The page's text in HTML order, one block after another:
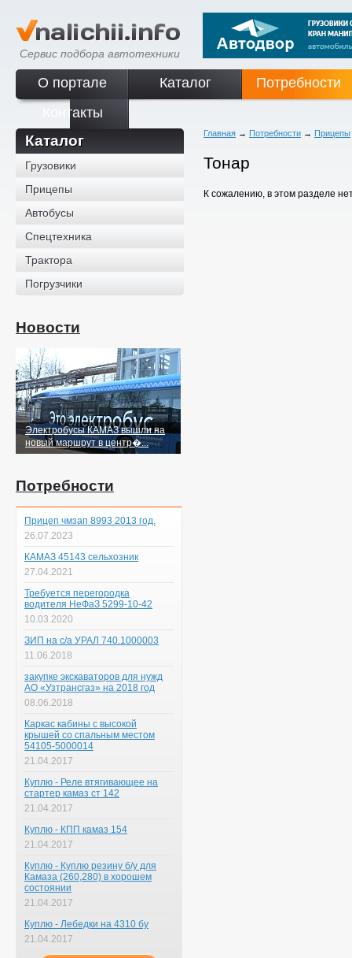
Сервис подбора автотехники
О портале Каталог
Потребности
Контакты
Каталог
Грузовики
Прицепы
Автобусы
Спецтехника
Трактора
Погрузчики
Новости
Электробусы КАМАЗ вышли на
новый маршрут в центр�...
Потребности
Прицеп чмзап 8993 2013 год.
26.07.2023
КАМАЗ 45143 сельхозник
27.04.2021
Требуется перегородка
водителя НеФаЗ 5299-10-42
10.03.2020
ЗИП на с/а УРАЛ 740.1000003
11.06.2018
закупке экскаваторов для нужд
АО «Узтрансгаз» на 2018 год
08.06.2018
Каркас кабины с высокой
крышей со спальным местом
54105-5000014
21.04.2017
Куплю - Реле втягивающее на
стартер камаз ст 142
21.04.2017
Куплю - КПП камаз 154
21.04.2017
Куплю - Куплю резину б/у для
Камаза (260,280) в хорошем
состоянии
21.04.2017
Куплю - Лебедки на 4310 бу
21.04.2017
Главная → Потребности → Прицепы
Тонар
К сожалению, в этом разделе